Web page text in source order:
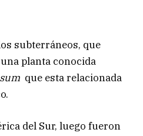
subterráneos, que
planta conocida
que esta relacionada
del Sur, luego fueron